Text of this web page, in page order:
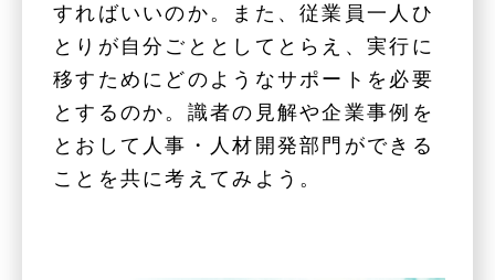
すればいいのか。また、従業員一人ひ
とりが自分ごととしてとらえ、実行に
移すためにどのようなサポートを必要
とするのか。識者の見解や企業事例を
とおして人事・人材開発部門ができる
ことを共に考えてみよう。